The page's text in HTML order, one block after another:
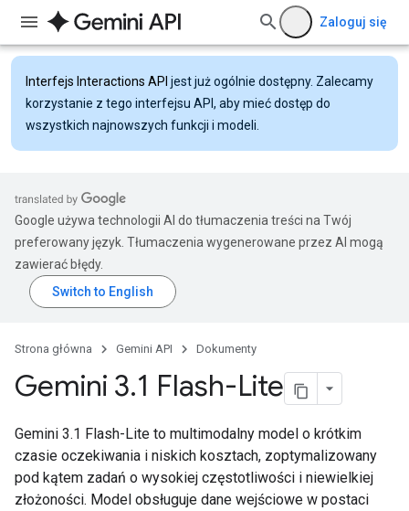
Zaloguj się
Interfejs Interactions API jest już ogólnie dostępny. Zalecamy
korzystanie z tego interfejsu API, aby mieć dostęp do
wszystkich najnowszych funkcji i modeli.
Google używa technologii AI do tłumaczenia treści na Twój
preferowany język. Tłumaczenia wygenerowane przez AI mogą
zawierać błędy.
Strona główna Gemini API Dokumenty
Gemini 3.1 Flash-Lite
Gemini 3.1 Flash-Lite to multimodalny model o krótkim
czasie oczekiwania i niskich kosztach, zoptymalizowany
pod kątem zadań o wysokiej częstotliwości i niewielkiej
złożoności. Model obsługuje dane wejściowe w postaci